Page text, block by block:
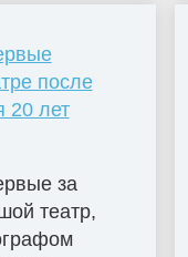
после
20 лет
за
театр,